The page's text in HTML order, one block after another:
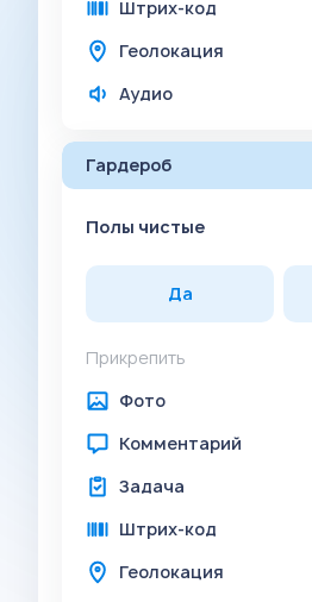
Штрих-код
Геолокация
Аудио
Гардероб
Полы чистые
Да
Прикрепить
Фото
Комментарий
Задача
Штрих-код
Геолокация